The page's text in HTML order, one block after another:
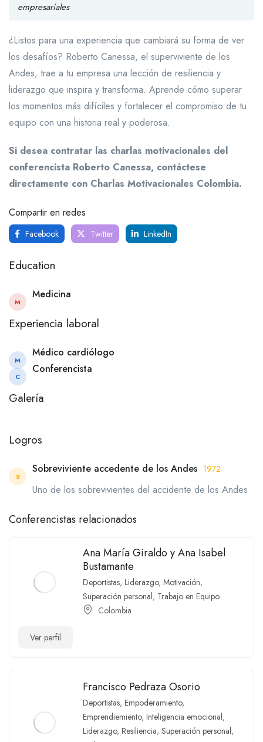
empresariales
¿Listos para una experiencia que cambiará su forma de ver
los desafíos? Roberto Canessa, el superviviente de los
Andes, trae a tu empresa una lección de resiliencia y
liderazgo que inspira y transforma. Aprende cómo superar
los momentos más difíciles y fortalecer el compromiso de tu
equipo con una historia real y poderosa.
Si desea contratar las charlas motivacionales del
conferencista Roberto Canessa, contáctese
directamente con Charlas Motivacionales Colombia.
Compartir en redes
Facebook Twitter LinkedIn
Education
M
Medicina
Experiencia laboral
M
Médico cardiólogo
C
Conferencista
Galería
Logros
S
Sobreviviente accedente de los Andes 1972
Uno de los sobrevivientes del accidente de los Andes
Conferencistas relacionados
Ana María Giraldo y Ana Isabel
Bustamante
Deportistas, Liderazgo, Motivación,
Superación personal, Trabajo en Equipo
Colombia
Ver perfil
Francisco Pedraza Osorio
Deportistas, Empoderamiento,
Emprendiemiento, Inteligencia emocional,
Liderazgo, Resiliencia, Superación personal,